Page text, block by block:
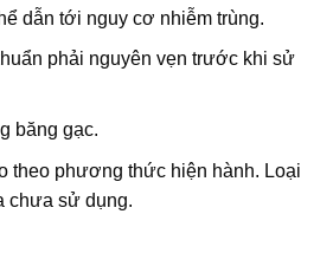
dẫn tới nguy cơ nhiễm trùng.
phải nguyên vẹn trước khi sử
băng gạc.
theo phương thức hiện hành. Loại
chưa sử dụng.